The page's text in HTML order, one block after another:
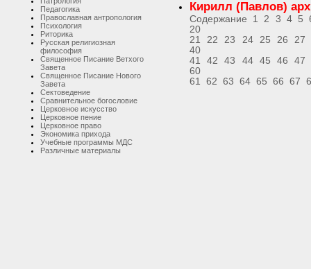
Педагогика
Православная антропология
Психология
Риторика
Русская религиозная
философия
Священное Писание Ветхого
Завета
Священное Писание Нового
Завета
Сектоведение
Сравнительное богословие
Церковное искусство
Церковное пение
Церковное право
Экономика прихода
Учебные программы МДС
Различные материалы
Кирилл (Павлов)
Содержание 1 2 3 4 5
20
21
22 23 24 25 26
27
40
41
42 43 44 45 46
47
60
61 62 63 64 65 66 67